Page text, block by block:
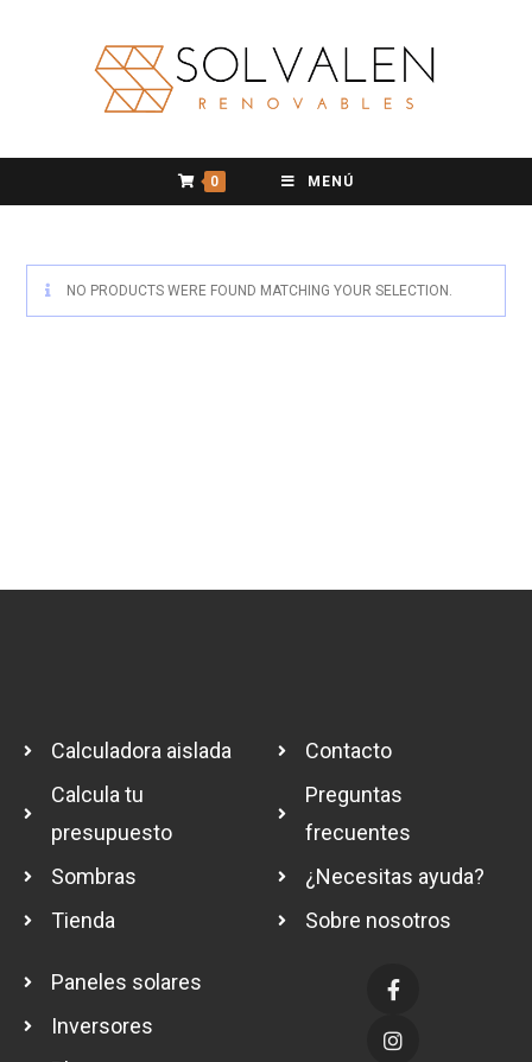
0 MENÚ
NO PRODUCTS WERE FOUND MATCHING YOUR SELECTION.
Calculadora aislada
Calcula tu
presupuesto
Sombras
Tienda
Paneles solares
Inversores
Contacto
Preguntas
frecuentes
¿Necesitas ayuda?
Sobre nosotros